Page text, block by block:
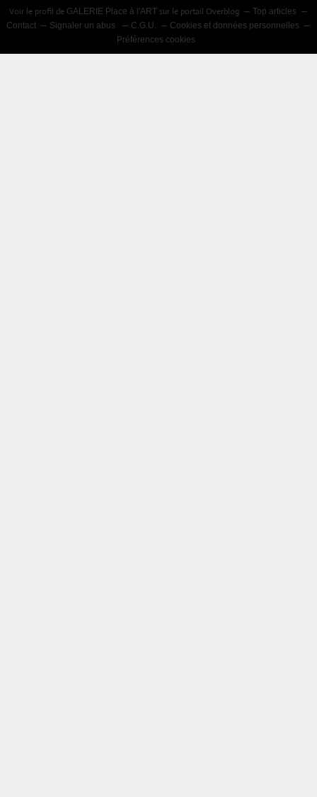
Voir le profil de GALERIE Place à l'ART sur le portail Overblog
Top articles
Contact
Signaler un abus C.G.U.
Cookies et données personnelles
Préférences cookies